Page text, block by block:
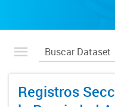
Registros